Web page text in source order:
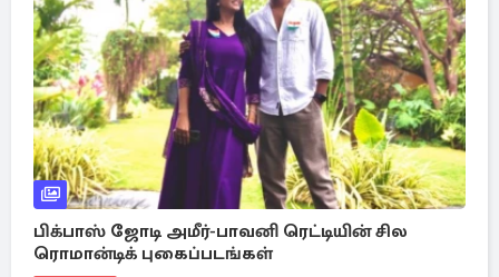
பிக்பாஸ் ஜோடி அமீர்-பாவனி ரெட்டியின் சில
ரொமான்டிக் புகைப்படங்கள்